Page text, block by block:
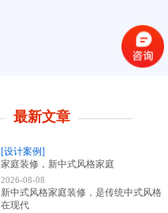
最新文章
[设计案例]
家庭装修，新中式风格家庭
2026-08-08
新中式风格家庭装修，是传统中式风格
在现代